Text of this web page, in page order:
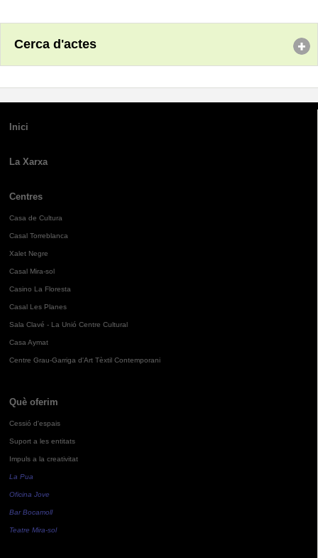
Cerca d'actes
Inici
La Xarxa
Centres
Casa de Cultura
Casal Torreblanca
Xalet Negre
Casal Mira-sol
Casino La Floresta
Casal Les Planes
Sala Clavé - La Unió Centre Cultural
Casa Aymat
Centre Grau-Garriga d'Art Tèxtil Contemporani
Què oferim
Cessió d'espais
Suport a les entitats
Impuls a la creativitat
La Pua
Oficina Jove
Bar Bocamoll
Teatre Mira-sol